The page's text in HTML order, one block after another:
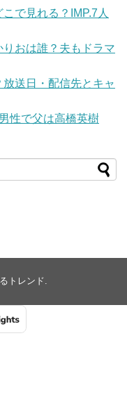
で見れる？IMP.7人
おは誰？夫もドラマ
送日・配信先とキャ
性で父は高橋英樹
トレンド.